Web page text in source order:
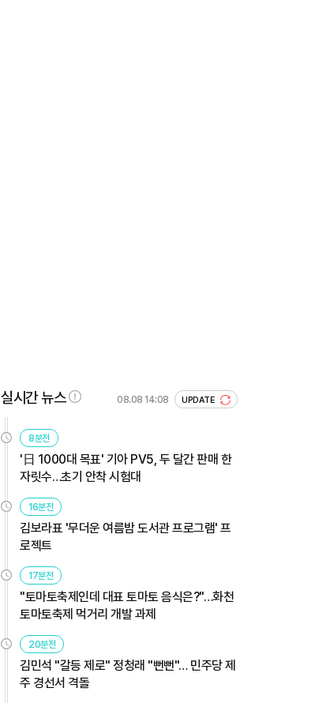
실시간 뉴스 08.08 14:08 UPDATE
8분전
'日 1000대 목표' 기아 PV5, 두 달간 판매 한
자릿수…초기 안착 시험대
16분전
김보라표 '무더운 여름밤 도서관 프로그램' 프
로젝트
17분전
"토마토축제인데 대표 토마토 음식은?"…화천
토마토축제 먹거리 개발 과제
20분전
김민석 "갈등 제로" 정청래 "뻔뻔"… 민주당 제
주 경선서 격돌